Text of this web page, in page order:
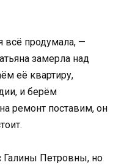
всё продумала, —
замерла над
её квартиру,
и берём
ремонт поставим, он
Галины Петровны, но